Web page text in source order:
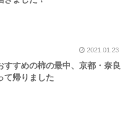
2021.01.23
すすめの柿の最中、京都・奈良
て帰りました